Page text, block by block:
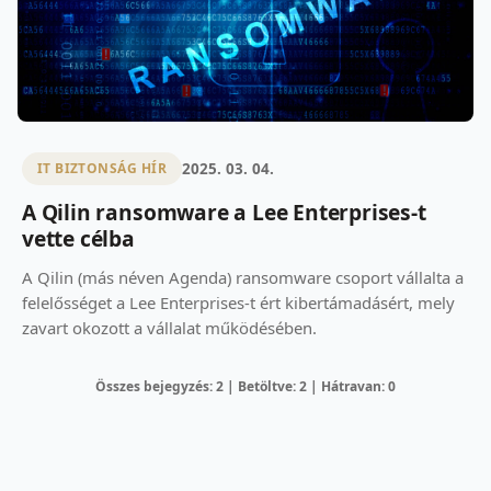
IT BIZTONSÁG HÍR 2025. 03. 04.
A Qilin ransomware a Lee Enterprises-t
vette célba
A Qilin (más néven Agenda) ransomware csoport vállalta a
felelősséget a Lee Enterprises-t ért kibertámadásért, mely
zavart okozott a vállalat működésében.
Összes bejegyzés: 2 | Betöltve: 2 | Hátravan: 0